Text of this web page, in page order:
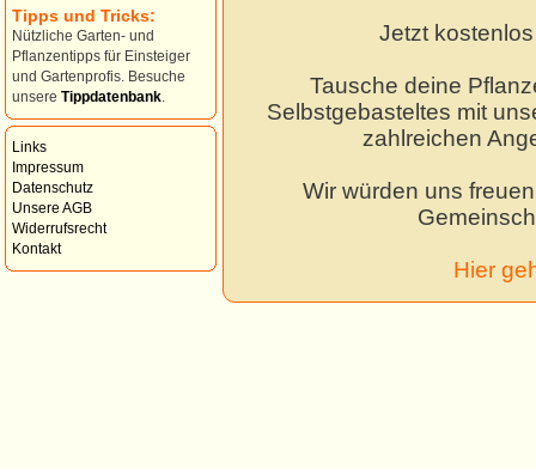
Tipps und Tricks:
Nützliche Garten- und
Pflanzentipps für Einsteiger
und Gartenprofis. Besuche
unsere Tippdatenbank
Links
Impressum
Datenschutz
Unsere AGB
Widerrufsrecht
Kontakt
Jetzt
Tausche deine
Selbstgebasteltes mit
zahlreichen
Wir würden uns
Hier